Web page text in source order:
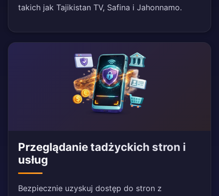
takich jak Tajikistan TV, Safina i Jahonnamo.
Przeglądanie tadżyckich stron i
usług
Bezpiecznie uzyskuj dostęp do stron z